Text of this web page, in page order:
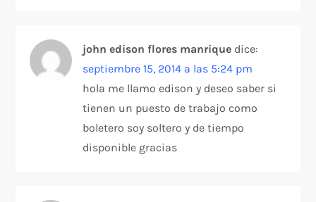
john edison flores manrique dice:
septiembre 15, 2014 a las 5:24 pm
hola me llamo edison y deseo saber si
tienen un puesto de trabajo como
boletero soy soltero y de tiempo
disponible gracias